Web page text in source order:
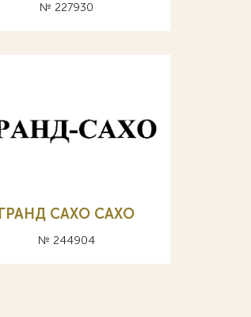
№ 227930
ГРАНД САХО CAXO
№ 244904